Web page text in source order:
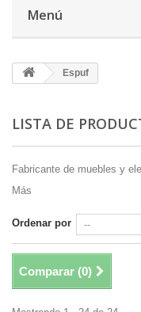
Menú
Espuf
LISTA DE
Fabricante de muebles y
Más
Ordenar por
Comparar (0)